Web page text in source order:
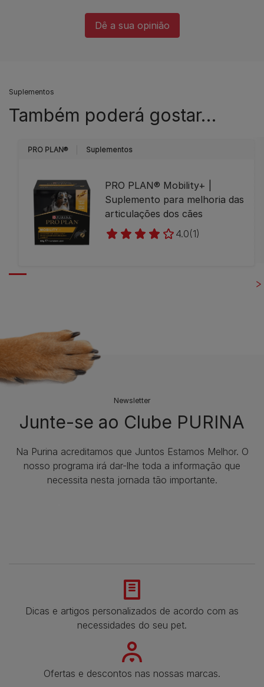
Dê a sua opinião​
Suplementos
Também poderá gostar…
PRO PLAN® Suplementos
PRO PLAN® Mobility+ |
Suplemento para melhoria das
articulações dos cães
4.0(1)
Newsletter
Junte-se ao Clube PURINA
Na Purina acreditamos que Juntos Estamos Melhor. O
nosso programa irá dar-lhe toda a informação que
necessita nesta jornada tão importante.
Dicas e artigos personalizados de acordo com as
necessidades do seu pet.
Ofertas e descontos nas nossas marcas.